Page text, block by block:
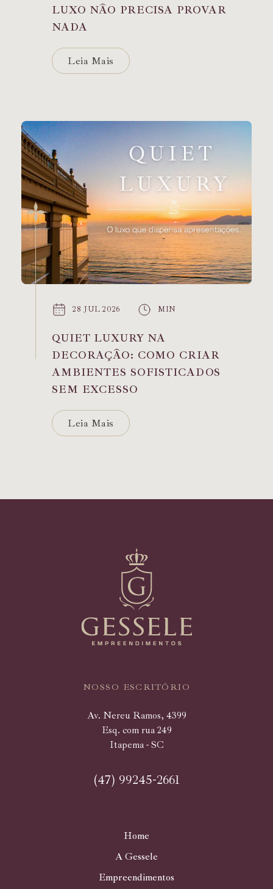
LUXO NÃO PRECISA PROVAR
NADA
Leia Mais
28 JUL 2026 MIN
QUIET LUXURY NA
DECORAÇÃO: COMO CRIAR
AMBIENTES SOFISTICADOS
SEM EXCESSO
Leia Mais
NOSSO ESCRITÓRIO
Av. Nereu Ramos, 4399
Esq. com rua 249
Itapema - SC
(47) 99245-2661
Home
A Gessele
Empreendimentos